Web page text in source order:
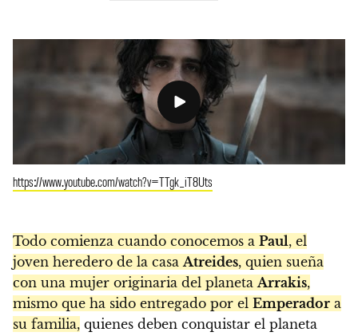
https://www.youtube.com/watch?v=TTgk_iT8Uts
Todo comienza cuando conocemos a Paul, el
joven heredero de la casaAtreides, quien sueña
con una mujer originaria del planetaArrakis,
mismo que ha sido entregado por el Emperador a
su familia, quienes deben conquistar el planeta